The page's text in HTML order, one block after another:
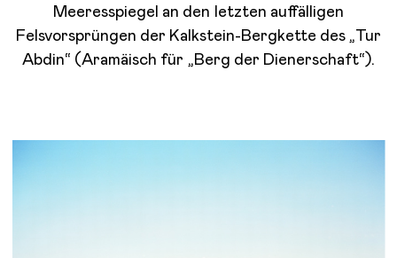
Meeresspiegel an den letzten auffälligen
Felsvorsprüngen der Kalkstein-Bergkette des „Tur
Abdin“ (Aramäisch für „Berg der Dienerschaft“).